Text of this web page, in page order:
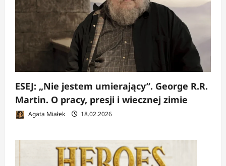
ESEJ: „Nie jestem umierający”. George R.R.
Martin. O pracy, presji i wiecznej zimie
Agata Miałek 18.02.2026